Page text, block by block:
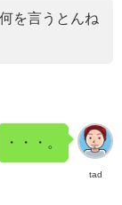
を言うとんね
tad
・・・。